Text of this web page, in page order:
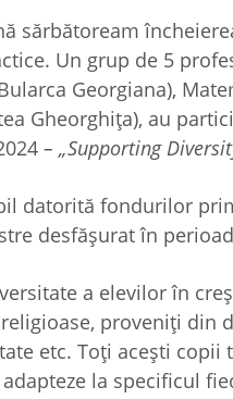
sărbătoream
Un grup de 5
Georgiana),
Gheorghița), au
– „Supporting
datorită fondurilor
desfășurat în
a elevilor în
proveniți din
etc. Toți acești
la specificul